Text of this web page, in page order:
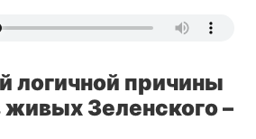
логичной причины
живых Зеленского –